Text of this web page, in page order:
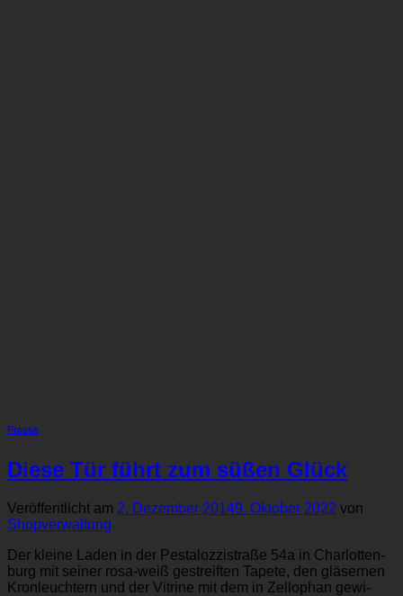
Presse
Die­se Tür führt zum süßen Glück
Veröffentlicht am 2. Dezember 20149. Oktober 2022 von
Shopverwaltung
Der klei­ne La­den in der Pestalozzistraße 54a in Char­lot­ten­
burg mit sei­ner ro­sa-weiß ge­streif­ten Ta­pe­te, den glä­ser­nen
Kron­leuch­tern und der Vi­tri­ne mit dem in Zel­lo­phan ge­wi­